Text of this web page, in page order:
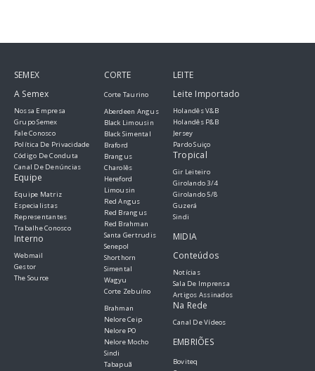
SEMEX
A Semex
Nossa Empresa
Grupo Semex
Fale Conosco
Política De Privacidade
Código De Conduta
Canal De Denúncias
Equipe
Equipe Matriz
Especialistas
Representantes
Trabalhe Conosco
Interno
Webmail
Gestor
The Source
CORTE
Corte Taurino
Aberdeen Angus
Black Limousin
Black Simental
Braford
Brangus
Charolês
Hereford
Limousin
Red Angus
Red Brangus
Red Brahman
Santa Gertrudis
Senepol
Shorthorn
Simental
Wagyu
Corte Zebuíno
Brahman
Nelore Ceip
Nelore PO
Nelore Mocho
Sindi
Tabapuã
LEITE
Leite Importado
Holandês V&B
Holandês P&B
Jersey
Pardo Suiço
Tropical
Gir Leiteiro
Girolando 3/4
Girolando 5/8
Guzerá
Sindi
MIDIA
Conteúdos
Notícias
Sala De Imprensa
Artigos Assinados
Na Rede
Canal De Vídeos
EMBRIÕES
Boviteq